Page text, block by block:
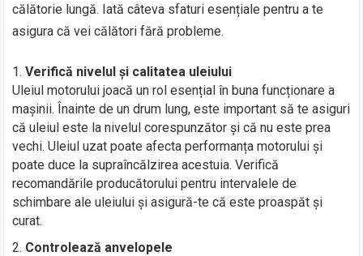
călătorie lungă. Iată câteva sfaturi esențiale pentru a te
asigura că vei călători fără probleme.
Verifică nivelul și calitatea uleiului
Uleiul motorului joacă un rol esențial în buna funcționare a
mașinii. Înainte de un drum lung, este important să te asiguri
că uleiul este la nivelul corespunzător și că nu este prea
vechi. Uleiul uzat poate afecta performanța motorului și
poate duce la supraîncălzirea acestuia. Verifică
recomandările producătorului pentru intervalele de
schimbare ale uleiului și asigură-te că este proaspăt și
curat.
Controlează anvelopele